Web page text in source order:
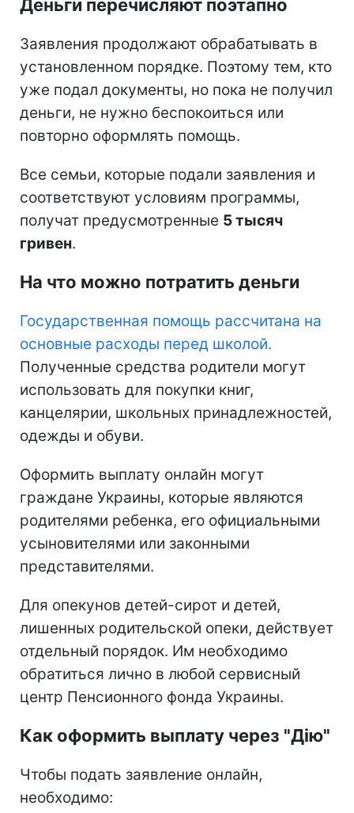
Деньги перечисляют поэтапно
Заявления продолжают обрабатывать в
установленном порядке. Поэтому тем, кто
уже подал документы, но пока не получил
деньги, не нужно беспокоиться или
повторно оформлять помощь.
Все семьи, которые подали заявления и
соответствуют условиям программы,
получат предусмотренные 5 тысяч
гривен.
На что можно потратить деньги
Государственная помощь рассчитана на
основные расходы перед школой.
Полученные средства родители могут
использовать для покупки книг,
канцелярии, школьных принадлежностей,
одежды и обуви.
Оформить выплату онлайн могут
граждане Украины, которые являются
родителями ребенка, его официальными
усыновителями или законными
представителями.
Для опекунов детей-сирот и детей,
лишенных родительской опеки, действует
отдельный порядок. Им необходимо
обратиться лично в любой сервисный
центр Пенсионного фонда Украины.
Как оформить выплату через "Дію"
Чтобы подать заявление онлайн,
необходимо: